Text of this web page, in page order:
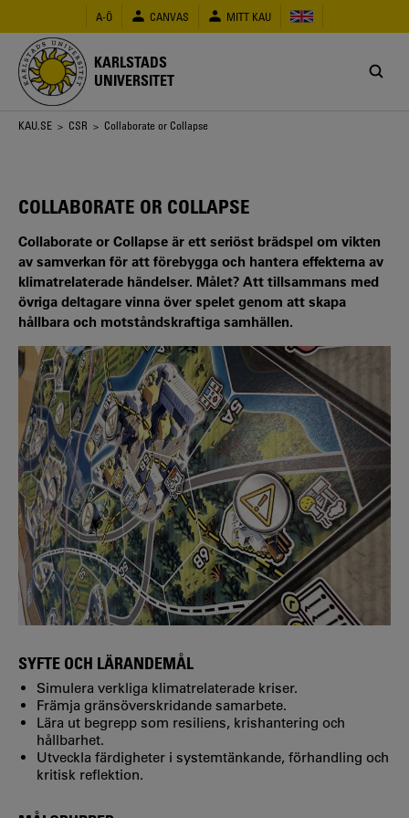
huvudinnehåll
A-Ö CANVAS MITT KAU
KARLSTADS
UNIVERSITET
Länkstig
KAU.SE > CSR > Collaborate or Collapse
COLLABORATE OR COLLAPSE
Collaborate or Collapse är ett seriöst brädspel om vikten
av samverkan för att förebygga och hantera effekterna av
klimatrelaterade händelser. Målet? Att tillsammans med
övriga deltagare vinna över spelet genom att skapa
hållbara och motståndskraftiga samhällen.
SYFTE OCH LÄRANDEMÅL
Simulera verkliga klimatrelaterade kriser.
Främja gränsöverskridande samarbete.
Lära ut begrepp som resiliens, krishantering och
hållbarhet.
Utveckla färdigheter i systemtänkande, förhandling och
kritisk reflektion.